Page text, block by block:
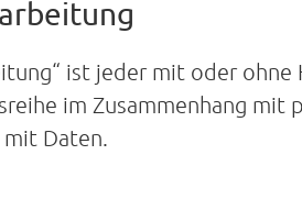
ist jeder mit oder
im Zusammenhang
mit Daten.